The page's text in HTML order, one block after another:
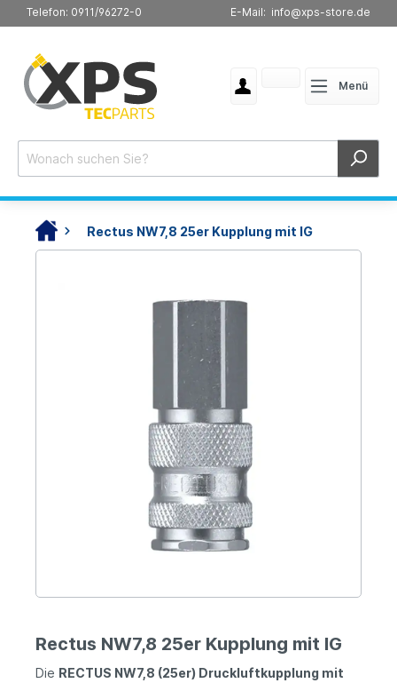
Telefon: 0911/96272-0 E-Mail: info@xps-store.de
Menü
Rectus NW7,8 25er Kupplung mit IG
Rectus NW7,8 25er Kupplung mit IG
Die RECTUS NW7,8 (25er) Druckluftkupplung mit